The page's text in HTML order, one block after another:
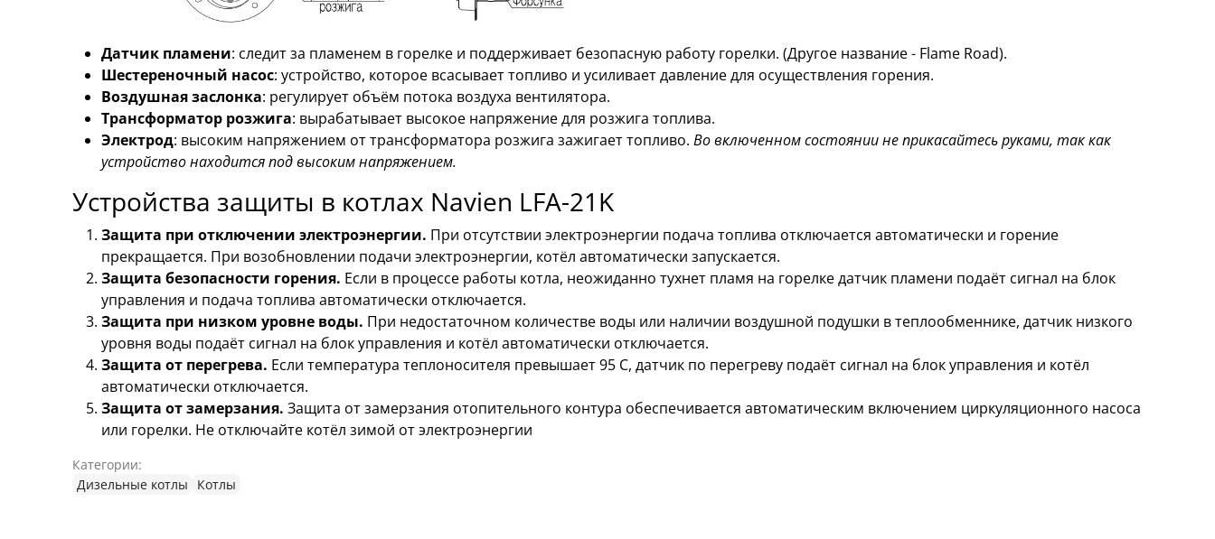
Датчик пламени: следит за пламенем в горелке и поддерживает безопасную работу горелки. (Другое название - Flame Road).
Шестереночный насос: устройство, которое всасывает топливо и усиливает давление для осуществления горения.
Воздушная заслонка: регулирует объём потока воздуха вентилятора.
Трансформатор розжига: вырабатывает высокое напряжение для розжига топлива.
Электрод: высоким напряжением от трансформатора розжига зажигает топливо. Во включенном состоянии не прикасайтесь руками, так как
устройство находится под высоким напряжением.
Устройства защиты в котлах Navien LFA-21K
Защита при отключении электроэнергии. При отсутствии электроэнергии подача топлива отключается автоматически и горение
прекращается. При возобновлении подачи электроэнергии, котёл автоматически запускается.
Защита безопасности горения. Если в процессе работы котла, неожиданно тухнет пламя на горелке датчик пламени подаёт сигнал на блок
управления и подача топлива автоматически отключается.
Защита при низком уровне воды. При недостаточном количестве воды или наличии воздушной подушки в теплообменнике, датчик низкого
уровня воды подаёт сигнал на блок управления и котёл автоматически отключается.
Защита от перегрева. Если температура теплоносителя превышает 95 С, датчик по перегреву подаёт сигнал на блок управления и котёл
автоматически отключается.
Защита от замерзания. Защита от замерзания отопительного контура обеспечивается автоматическим включением циркуляционного насоса
или горелки. Не отключайте котёл зимой от электроэнергии
Категории:
Дизельные котлы
Котлы